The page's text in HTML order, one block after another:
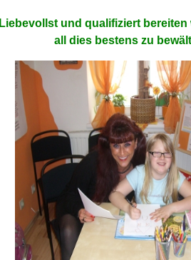
Liebevollst und qualifiziert bereiten
all dies bestens zu